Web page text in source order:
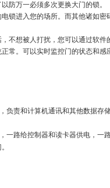
防万一必须多次更换大门的锁。
锁进入您的场所。而其他诸如密
不想被人打扰，您可以通过软件
常。可以实时监控门的状态和感
负责和计算机通讯和其他数据存
一路给控制器和读卡器供电，一